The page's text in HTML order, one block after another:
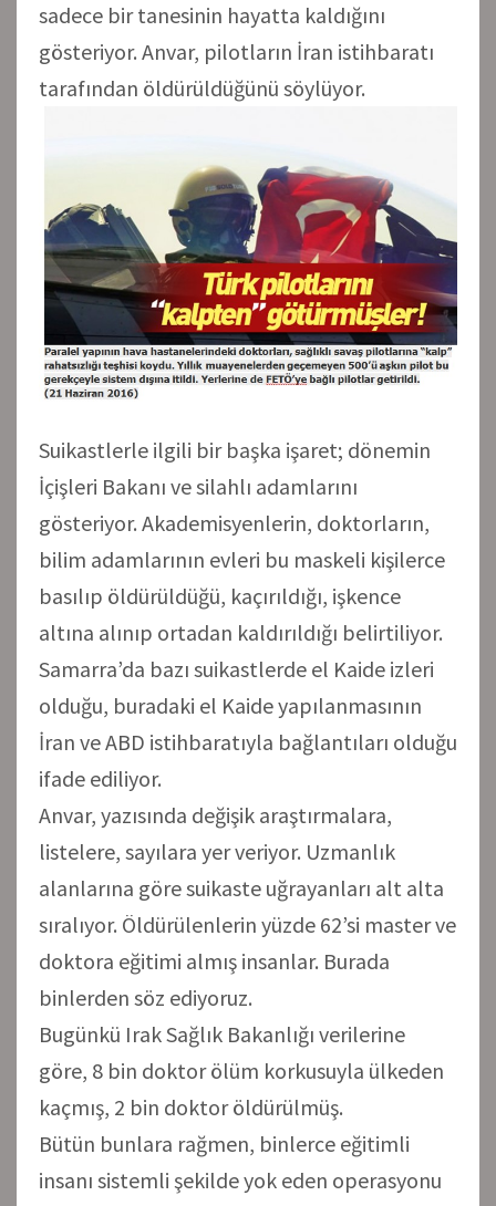
sadece bir tanesinin hayatta kaldığını
gösteriyor. Anvar, pilotların İran istihbaratı
tarafından öldürüldüğünü söylüyor.
Suikastlerle ilgili bir başka işaret; dönemin
İçişleri Bakanı ve silahlı adamlarını
gösteriyor. Akademisyenlerin, doktorların,
bilim adamlarının evleri bu maskeli kişilerce
basılıp öldürüldüğü, kaçırıldığı, işkence
altına alınıp ortadan kaldırıldığı belirtiliyor.
Samarra’da bazı suikastlerde el Kaide izleri
olduğu, buradaki el Kaide yapılanmasının
İran ve ABD istihbaratıyla bağlantıları olduğu
ifade ediliyor.
Anvar, yazısında değişik araştırmalara,
listelere, sayılara yer veriyor. Uzmanlık
alanlarına göre suikaste uğrayanları alt alta
sıralıyor. Öldürülenlerin yüzde 62’si master ve
doktora eğitimi almış insanlar. Burada
binlerden söz ediyoruz.
Bugünkü Irak Sağlık Bakanlığı verilerine
göre, 8 bin doktor ölüm korkusuyla ülkeden
kaçmış, 2 bin doktor öldürülmüş.
Bütün bunlara rağmen, binlerce eğitimli
insanı sistemli şekilde yok eden operasyonu